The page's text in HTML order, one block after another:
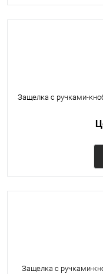
Защелка с ручками-
Защелка с ручками-